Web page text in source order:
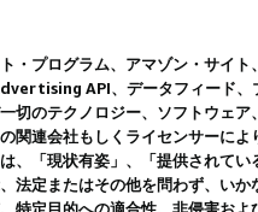
・プログラム、アマゾン・サイ
API、データフィード、
切のテクノロジー、ソフトウェ
関連会社もしくライセンサーに
、「現状有姿」、「提供されて
法定またはその他を問わず、い